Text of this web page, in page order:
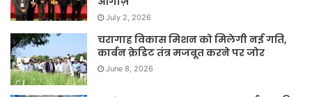
July 2, 2026
चरागाह विकास मिशन को मिलेगी नई गति,
कार्बन क्रेडिट तंत्र मजबूत करने पर जोर
June 8, 2026